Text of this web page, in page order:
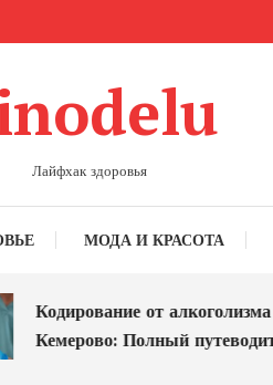
Лайфхак здоровья
МОДА И КРАСОТА
Кодирование от алкоголизма в
Кемерово: Полный путеводитель